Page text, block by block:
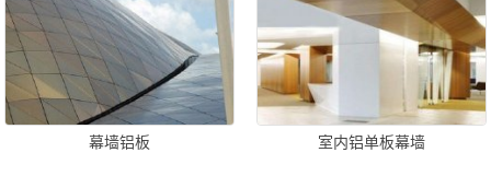
幕墙铝板 室内铝单板幕墙